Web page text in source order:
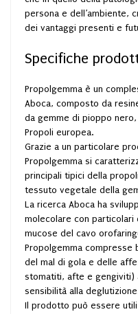
persona e dell’ambiente,
dei vantaggi presenti e
Specifiche
Propolgemma è un
Aboca, composto da
da gemme di pioppo
Propoli europea.
Grazie a un particolare
Propolgemma si
principali tipici della
tessuto vegetale della
La ricerca Aboca ha
molecolare con
mucose del cavo
Propolgemma compresse
del mal di gola e delle
stomatiti, afte e gengiviti)
sensibilità alla
Il prodotto può essere